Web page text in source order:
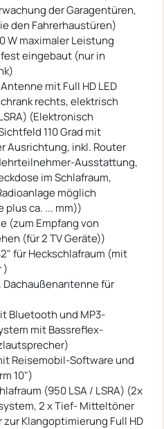
der Garagentüren,
den Fahrerhaustüren)
W maximaler Leistung
eingebaut (nur in
mit Full HD LED
rechts, elektrisch
(Elektronisch
110 Grad mit
Ausrichtung, inkl. Router
Ausstattung,
im Schlafraum,
möglich
plus ca. ... mm))
(zum Empfang von
(für 2 TV Geräte))
für Heckschlafraum (mit
)
Dachaußenantenne für
Bluetooth und MP3-
mit Bassreflex-
Reisemobil-Software und
10")
(950 LSA / LSRA) (2x
2 x Tief- Mitteltöner
zur Klangoptimierung Full HD